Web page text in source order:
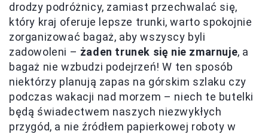
drodzy podróżnicy, zamiast przechwalać się,
który kraj oferuje lepsze trunki, warto spokojnie
zorganizować bagaż, aby wszyscy byli
zadowoleni – żaden trunek się nie zmarnuje, a
bagaż nie wzbudzi podejrzeń! W ten sposób
niektórzy planują zapas na górskim szlaku czy
podczas wakacji nad morzem – niech te butelki
będą świadectwem naszych niezwykłych
przygód, a nie źródłem papierkowej roboty w